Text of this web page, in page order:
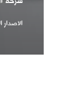
الاصدار